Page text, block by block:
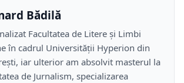
Bădilă
Facultatea de Litere și Limbi
în cadrul Universității Hyperion din
iar ulterior am absolvit masterul la
de Jurnalism, specializarea